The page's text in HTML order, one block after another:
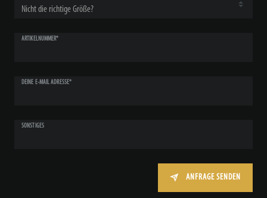
ARTIKELNUMMER*
DEINE E-MAIL ADRESSE*
SONSTIGES
ANFRAGE SENDEN